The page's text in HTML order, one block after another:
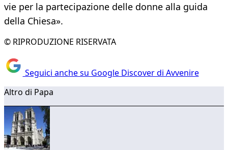
vie per la partecipazione delle donne alla guida
della Chiesa».
© RIPRODUZIONE RISERVATA
Seguici anche su Google Discover di Avvenire
Altro di Papa